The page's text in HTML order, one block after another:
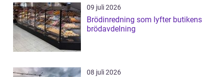
09 juli 2026
Brödinredning som lyfter butikens
brödavdelning
08 juli 2026